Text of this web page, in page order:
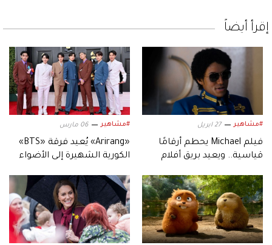
إقرأ أيضاً
#مشاهير 27 ابريل
فيلم Michael يحطم أرقامًا
قياسية.. ويعيد بريق أفلام
#مشاهير 06 مارس
«Arirang» يُعيد فرقة «BTS»
الكورية الشهيرة إلى الأضواء